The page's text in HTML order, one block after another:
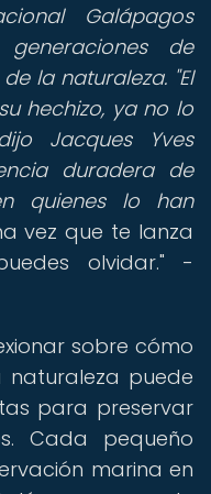
Galápagos
de
la naturaleza. "El
hechizo, ya no lo
Jacques Yves
duradera de
quienes lo han
vez que te lanza
olvidar." -
sobre cómo
naturaleza puede
para preservar
Cada pequeño
marina en